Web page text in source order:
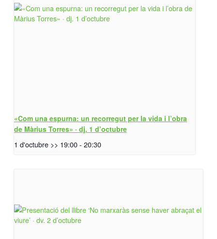
«Com una espurna: un recorregut per la vida i l’obra
de Màrius Torres» · dj. 1 d’octubre
1 d'octubre >> 19:00- 20:30